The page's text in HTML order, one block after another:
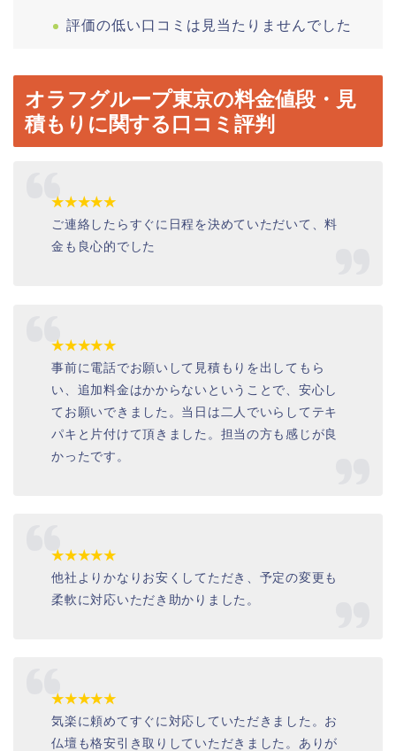
評価の低い口コミは見当たりませんでした
オラフグループ東京の料金値段・見
積もりに関する口コミ評判
★★★★★
ご連絡したらすぐに日程を決めていただいて、料
金も良心的でした
★★★★★
事前に電話でお願いして見積もりを出してもら
い、追加料金はかからないということで、安心し
てお願いできました。当日は二人でいらしてテキ
パキと片付けて頂きました。担当の方も感じが良
かったです。
★★★★★
他社よりかなりお安くしてただき、予定の変更も
柔軟に対応いただき助かりました。
★★★★★
気楽に頼めてすぐに対応していただきました。お
仏壇も格安引き取りしていただきました。ありが